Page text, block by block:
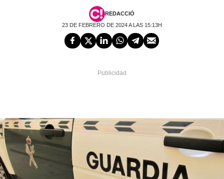
REDACCIÓ
23 DE FEBRERO DE 2024 A LAS 15:13H